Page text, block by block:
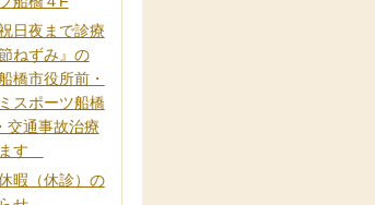
日夜まで診療
節ねずみ』の
橋市役所前・
スポーツ船橋
交通事故治療
す
暇（休診）の